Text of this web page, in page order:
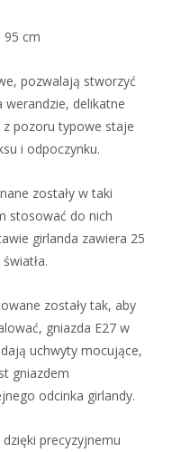
: 95 cm
pozwalają stworzyć
delikatne
z pozoru typowe staje
i odpoczynku.
zostały w taki
stosować do nich
girlanda zawiera 25
zostały tak, aby
gniazda E27 w
uchwyty mocujące,
gniazdem
odcinka girlandy.
dzięki precyzyjnemu